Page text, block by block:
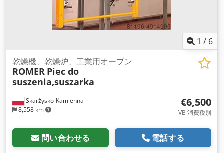
1 / 6
Skarżysko-Kamienna
8,558 km
乾燥機、乾燥炉、工業用オーブン
ROMER Piec do
suszenia,suszarka
€6,500
VB 消費税別
問い合わせる 電話する